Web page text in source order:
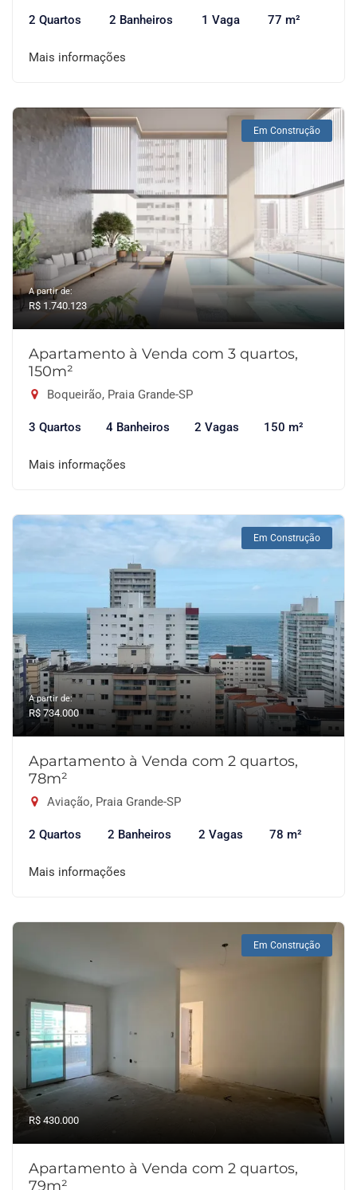
2 Quartos 2 Banheiros 1 Vaga 77 m²
Mais informações
Em Construção
A partir de:
R$ 1.740.123
Apartamento à Venda com 3 quartos,
150m²
Boqueirão, Praia Grande-SP
3 Quartos 4 Banheiros 2 Vagas 150 m²
Mais informações
Em Construção
A partir de:
R$ 734.000
Apartamento à Venda com 2 quartos,
78m²
Aviação, Praia Grande-SP
2 Quartos 2 Banheiros 2 Vagas 78 m²
Mais informações
Em Construção
R$ 430.000
Apartamento à Venda com 2 quartos,
79m²